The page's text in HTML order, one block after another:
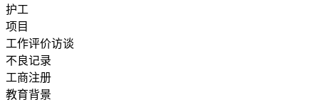
护工
项目
工作评价访谈
不良记录
工商注册
教育背景